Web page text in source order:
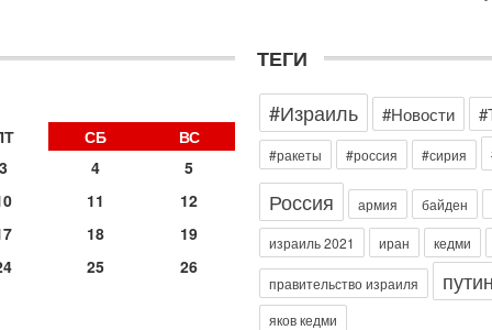
СБ
ВС
3 4
5
11
12
18
19
25
26
ТЕГИ
#Израиль
#Новости
#ракеты #россия #сирия
Россия армия байден
израиль 2021 иран кедми
правительство израиля путин
яков кедми